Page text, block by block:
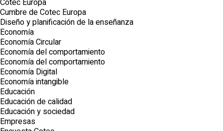
Cotec Europa
Cumbre de Cotec Europa
Diseño y planificación de la enseñanza
Economía
Economía Circular
Economía del comportamiento
Economía del comportamiento
Economía Digital
Economía intangible
Educación
Educación de calidad
Educación y sociedad
Empresas